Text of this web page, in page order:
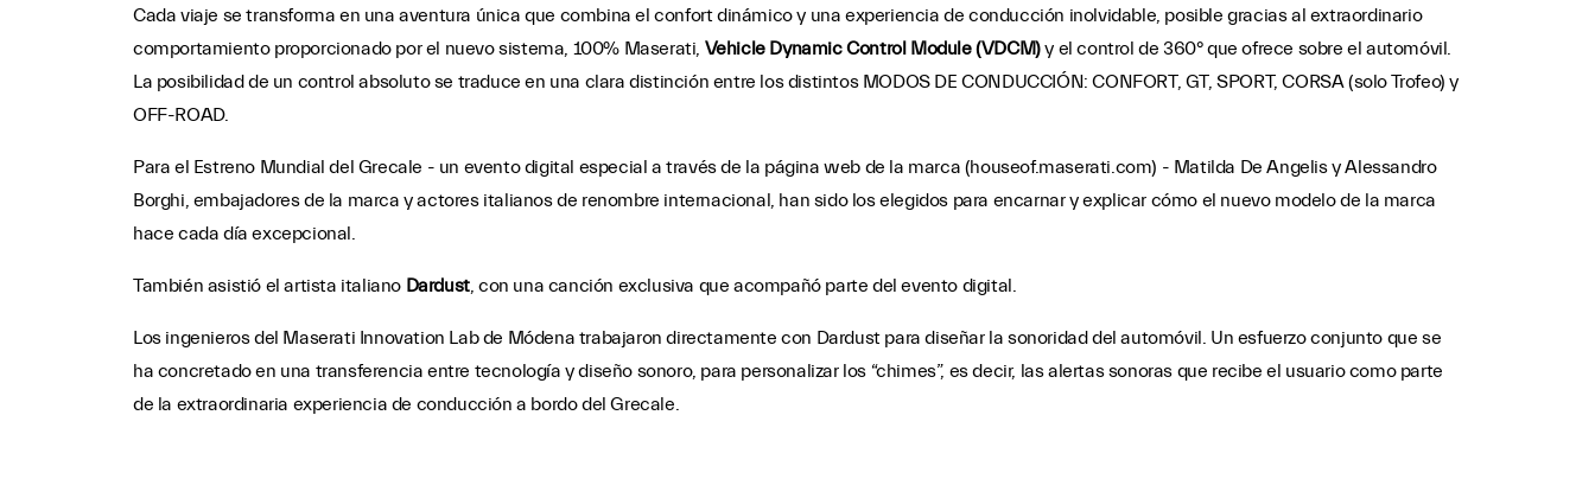
Cada viaje se transforma en una aventura única que combina el confort dinámico y una experiencia de conducción inolvidable, posible gracias al extraordinario
comportamiento proporcionado por el nuevo sistema, 100% Maserati, Vehicle Dynamic Control Module (VDCM)y el control de 360° que ofrece sobre el automóvil.
La posibilidad de un control absoluto se traduce en una clara distinción entre los distintos MODOS DE CONDUCCIÓN: CONFORT, GT, SPORT, CORSA (solo Trofeo) y
OFF-ROAD.
Para el Estreno Mundial del Grecale - un evento digital especial a través de la página web de la marca (houseof.maserati.com) - Matilda De Angelis y Alessandro
Borghi, embajadores de la marca y actores italianos de renombre internacional, han sido los elegidos para encarnar y explicar cómo el nuevo modelo de la marca
hace cada día excepcional.
También asistió el artista italiano Dardust, con una canción exclusiva que acompañó parte del evento digital.
Los ingenieros del Maserati Innovation Lab de Módena trabajaron directamente con Dardust para diseñar la sonoridad del automóvil. Un esfuerzo conjunto que se
ha concretado en una transferencia entre tecnología y diseño sonoro, para personalizar los “chimes”, es decir, las alertas sonoras que recibe el usuario como parte
de la extraordinaria experiencia de conducción a bordo del Grecale.